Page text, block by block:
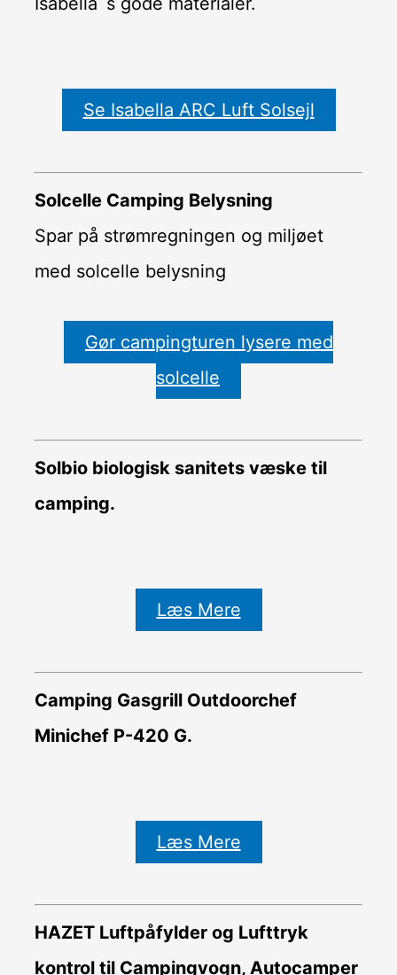
Se Isabella ARC Luft Solsejl
Solcelle Camping Belysning
Spar på strømregningen og miljøet
med solcelle belysning
Gør campingturen lysere med
solcelle
Solbio biologisk sanitets væske til
camping.
Læs Mere
Camping Gasgrill Outdoorchef
Minichef P-420 G.
Læs Mere
HAZET Luftpåfylder og Lufttryk
kontrol til Campingvogn, Autocamper